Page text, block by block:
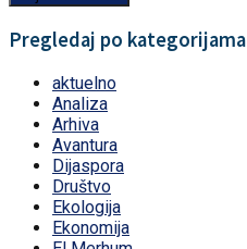
Pregledaj po kategorijama
aktuelno
Analiza
Arhiva
Avantura
Dijaspora
Društvo
Ekologija
Ekonomija